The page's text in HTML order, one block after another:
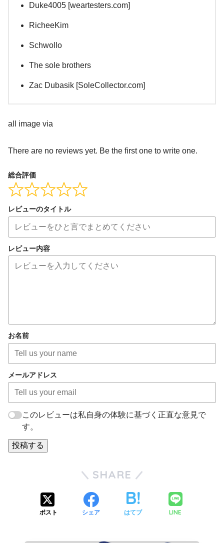
Duke4005 [weartesters.com]
RicheeKim
Schwollo
The sole brothers
Zac Dubasik [SoleCollector.com]
all image via
There are no reviews yet. Be the first one to write one.
総合評価
レビューのタイトル
レビュー内容
お名前
メールアドレス
このレビューは私自身の体験に基づく正直な意見で
す。
投稿する
SHARE
ポスト シェア はてブ LINE